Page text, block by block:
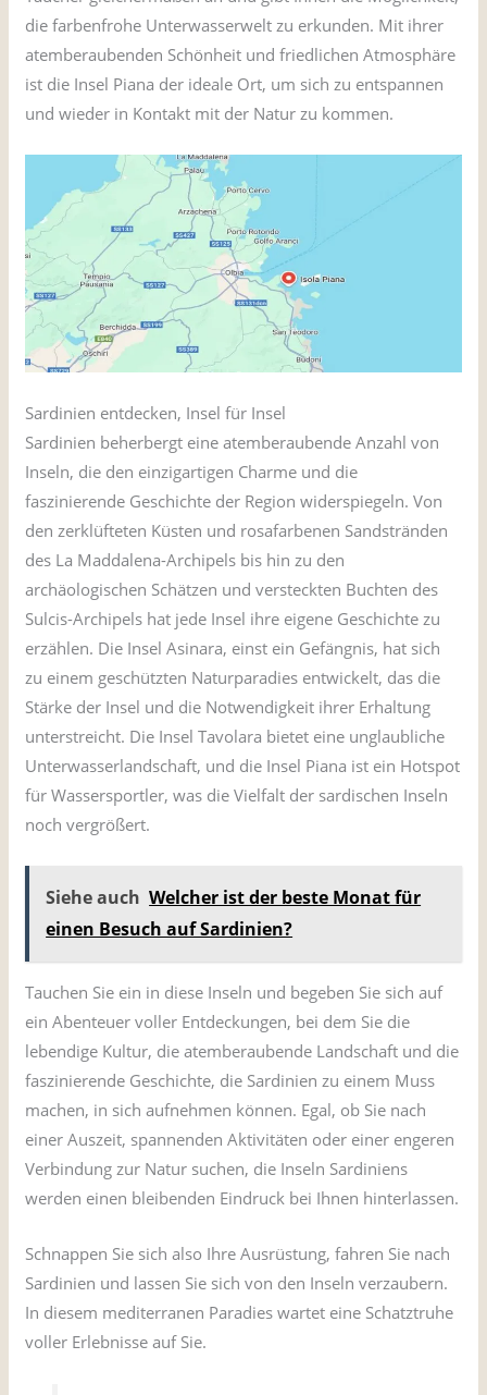
die farbenfrohe Unterwasserwelt zu erkunden. Mit ihrer
atemberaubenden Schönheit und friedlichen Atmosphäre
ist die Insel Piana der ideale Ort, um sich zu entspannen
und wieder in Kontakt mit der Natur zu kommen.
Sardinien entdecken, Insel für Insel
Sardinien beherbergt eine atemberaubende Anzahl von
Inseln, die den einzigartigen Charme und die
faszinierende Geschichte der Region widerspiegeln. Von
den zerklüfteten Küsten und rosafarbenen Sandstränden
des La Maddalena-Archipels bis hin zu den
archäologischen Schätzen und versteckten Buchten des
Sulcis-Archipels hat jede Insel ihre eigene Geschichte zu
erzählen. Die Insel Asinara, einst ein Gefängnis, hat sich
zu einem geschützten Naturparadies entwickelt, das die
Stärke der Insel und die Notwendigkeit ihrer Erhaltung
unterstreicht. Die Insel Tavolara bietet eine unglaubliche
Unterwasserlandschaft, und die Insel Piana ist ein Hotspot
für Wassersportler, was die Vielfalt der sardischen Inseln
noch vergrößert.
Siehe auch Welcher ist der beste Monat für
einen Besuch auf Sardinien?
Tauchen Sie ein in diese Inseln und begeben Sie sich auf
ein Abenteuer voller Entdeckungen, bei dem Sie die
lebendige Kultur, die atemberaubende Landschaft und die
faszinierende Geschichte, die Sardinien zu einem Muss
machen, in sich aufnehmen können. Egal, ob Sie nach
einer Auszeit, spannenden Aktivitäten oder einer engeren
Verbindung zur Natur suchen, die Inseln Sardiniens
werden einen bleibenden Eindruck bei Ihnen hinterlassen.
Schnappen Sie sich also Ihre Ausrüstung, fahren Sie nach
Sardinien und lassen Sie sich von den Inseln verzaubern.
In diesem mediterranen Paradies wartet eine Schatztruhe
voller Erlebnisse auf Sie.